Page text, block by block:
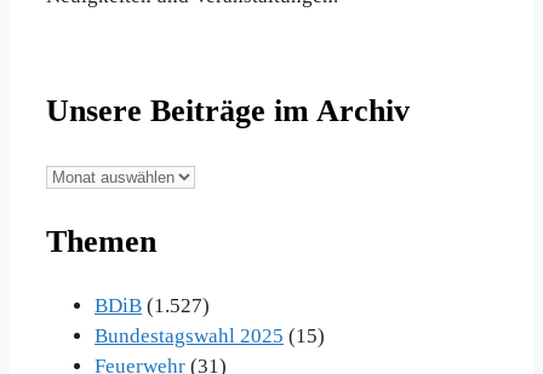
Unsere Beiträge im Archiv
Unsere
im
Themen
BDiB (1.527)
Bundestagswahl 2025 (15)
Feuerwehr (31)